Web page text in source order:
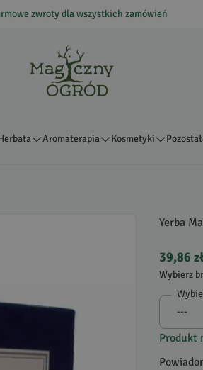
zwroty dla wszystkich zamówień
Aromaterapia Kosmetyki
Yerba
39,86 zł
Wybierz
Produkt